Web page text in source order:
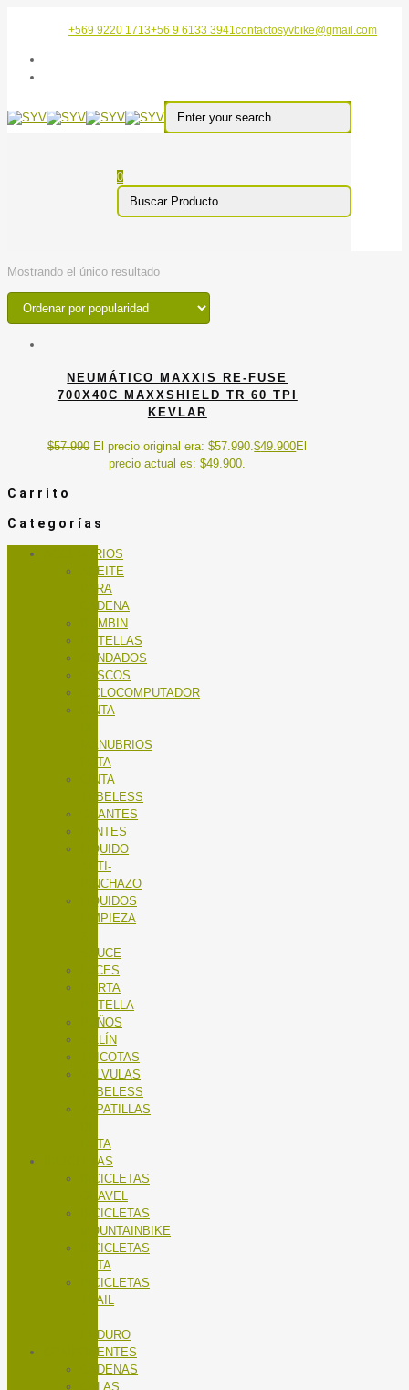
+569 9220 1713+56 9 6133 3941contactosyvbike@gmail.com
0
Mostrando el único resultado
NEUMÁTICO MAXXIS RE-FUSE
700X40C MAXXSHIELD TR 60 TPI
KEVLAR
$57.990 El precio original era: $57.990.$49.900El
precio actual es: $49.900.
Carrito
Categorías
ACCESORIOS
ACEITE
PARA
CADENA
BOMBIN
BOTELLAS
CANDADOS
CASCOS
CICLOCOMPUTADOR
CINTA
MANUBRIOS
RUTA
CINTA
TUBELESS
GUANTES
LENTES
LÍQUIDO
ANTI-
PINCHAZO
LÍQUIDOS
LIMPIEZA
SAUCE
LUCES
PORTA
BOTELLA
PUÑOS
SILLÍN
TRICOTAS
VALVULAS
TUBELESS
ZAPATILLAS
RUTA
BICICLETAS
BICICLETAS
GRAVEL
BICICLETAS
MOUNTAINBIKE
BICICLETAS
RUTA
BICICLETAS
TRAIL
ENDURO
COMPONENTES
CADENAS
CALAS